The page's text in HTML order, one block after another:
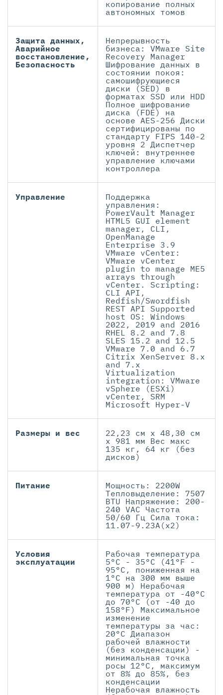
копирование полных
автономных томов
Защита данных,
Аварийное
восстановление,
Безопасность
Непрерывность
бизнеса: VMware Site
Recovery Manager
Шифрование данных в
состоянии покоя:
самошифрующиеся
диски (SED) в
форматах SSD или HDD
Полное шифрование
диска (FDE) на
основе AES-256 Диски
сертифицированы по
стандарту FIPS 140-2
уровня 2 Диспетчер
ключей: внутреннее
управление ключами
контроллера
Управление
Поддержка
управления:
PowerVault Manager
HTML5 GUI element
manager, CLI,
OpenManage
Enterprise 3.9
VMware vCenter:
VMware vCenter
plugin to manage ME5
arrays through
vCenter. Scripting:
CLI API,
Redfish/Swordfish
REST API Supported
host OS: Windows
2022, 2019 and 2016
RHEL 8.2 and 7.8
SLES 15.2 and 12.5
VMware 7.0 and 6.7
Citrix XenServer 8.x
and 7.x
Virtualization
integration: VMware
vSphere (ESXi)
vCenter, SRM
Microsoft Hyper-V
Размеры и вес
22,23 см x 48,30 см
x 981 мм Вес макс
135 кг, 64 кг (без
дисков)
Питание
Мощность: 2200W
Тепловыделение: 7507
BTU Напряжение: 200-
240 VAC Частота
50/60 Гц Сила тока:
11.07-9.23A(x2)
Условия
эксплуатации
Рабочая температура
5°C - 35°C (41°F -
95°C, пониженная на
1°C на 300 мм выше
900 м) Нерабочая
температура от -40°C
до 70°C (от -40 до
158°F) Максимальное
изменение
температуры за час:
20°C Диапазон
рабочей влажности
(без конденсации) -
минимальная точка
росы 12°C, максимум
от 8% до 85%, без
конденсации
Нерабочая влажность